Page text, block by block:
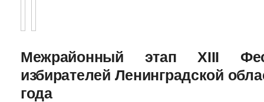
Межрайонный этап XIII
избирателей Ленинградской
года